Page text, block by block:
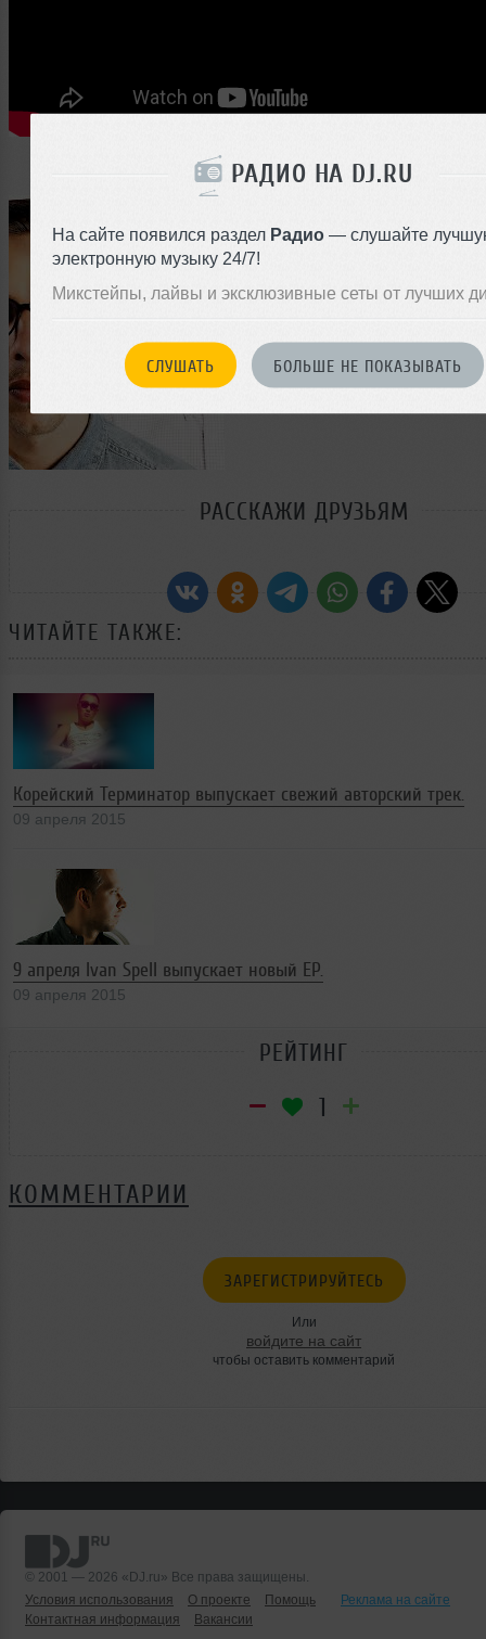
РАДИО НА DJ.RU
На сайте появился раздел Радио — слушайте
электронную музыку 24/7!
Микстейпы, лайвы и эксклюзивные сеты от лучших
СЛУШАТЬ БОЛЬШЕ НЕ ПОКАЗЫВАТЬ
РАССКАЖИ ДРУЗЬЯМ
ЧИТАЙТЕ ТАКЖЕ:
Корейский Терминатор выпускает свежий авторский трек.
09 апреля 2015
9 апреля Ivan Spell выпускает новый EP.
09 апреля 2015
РЕЙТИНГ
1
КОММЕНТАРИИ
ЗАРЕГИСТРИРУЙТЕСЬ
Или
войдите на сайт
чтобы оставить комментарий
© 2001 — 2026 «DJ.ru» Все права защищены.
Условия использования
О проекте Помощь
Реклама на сайте
Контактная информация
Вакансии